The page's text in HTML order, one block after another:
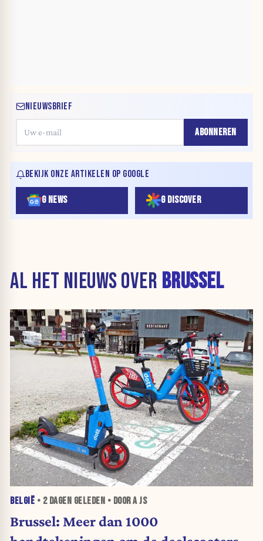
NIEUWSBRIEF
ABONNEREN
BEKIJK ONZE ARTIKELEN OP GOOGLE
G NEWS G DISCOVER
AL HET NIEUWS OVER BRUSSEL
BELGIË • 2 DAGEN GELEDEN • DOOR A JS
Brussel: Meer dan 1000